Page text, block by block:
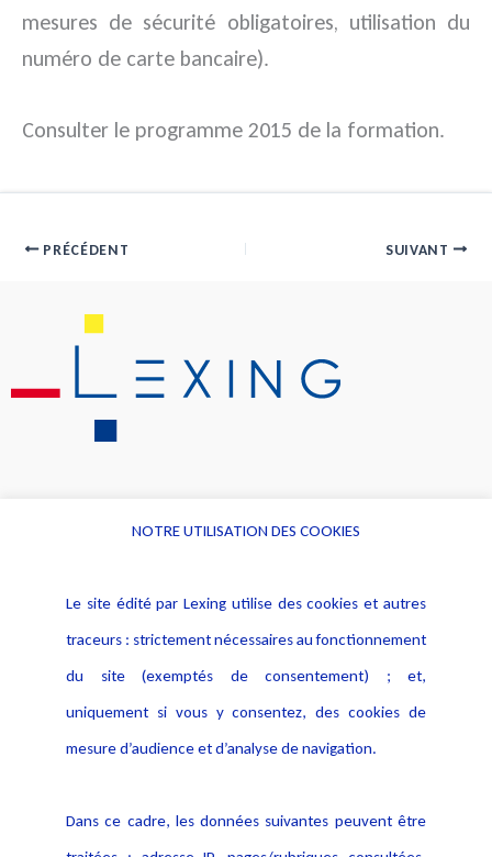
mesures de sécurité obligatoires, utilisation du
numéro de carte bancaire).
Consulter le programme 2015 de la formation.
PRÉCÉDENT SUIVANT
Alerte professionnelle
Déclaration d'accessibilité
Notice Légale
Politique de protection des
données
Publications
NOTRE UTILISATION DES COOKIES
Le site édité par Lexing utilise des cookies et autres
traceurs : strictement nécessaires au fonctionnement
du site (exemptés de consentement) ; et,
uniquement si vous y consentez, des cookies de
mesure d’audience et d’analyse de navigation.
Dans ce cadre, les données suivantes peuvent être